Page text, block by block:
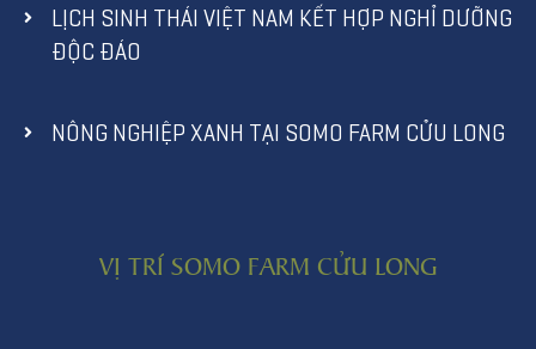
LỊCH SINH THÁI VIỆT NAM KẾT HỢP NGHỈ DƯỠNG
ĐỘC ĐÁO
NÔNG NGHIỆP XANH TẠI SOMO FARM CỬU LONG
VỊ TRÍ SOMO FARM CỬU LONG